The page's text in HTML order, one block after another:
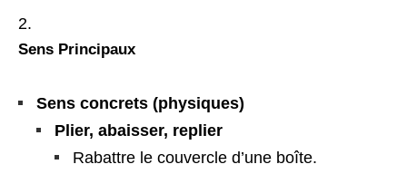
Sens Principaux
Sens concrets (physiques)
Plier, abaisser, replier
Rabattre le couvercle d’une boîte.